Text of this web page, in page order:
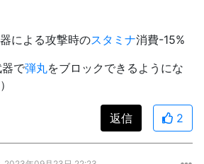
による攻撃時のスタミナ消費-15%
で弾丸をブロックできるようにな
返信 2